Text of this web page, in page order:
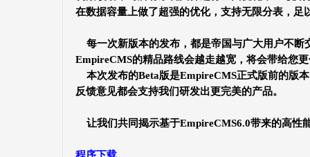
在数据容量上做了超强的优化，支持无限分表，足
每一次新版本的发布，都是帝国与广大用户不断
EmpireCMS的精品路线会越走越宽，将会带给您
本次发布的Beta版是EmpireCMS正式版前的版
反馈意见都会支持我们研发出更完美的产品。
让我们共同揭示基于EmpireCMS6.0带来的高性
程序下载